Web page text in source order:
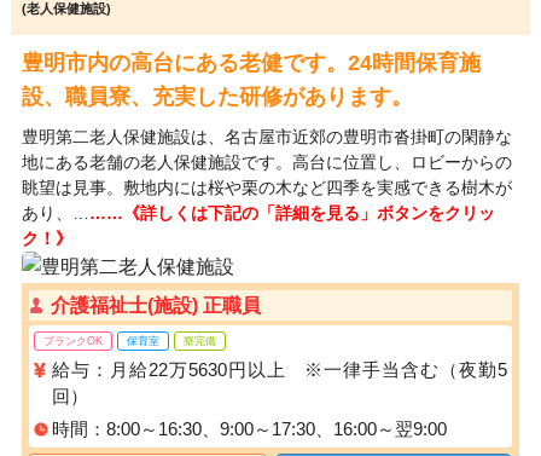
(老人保健施設)
豊明市内の高台にある老健です。24時間保育施
設、職員寮、充実した研修があります。
豊明第二老人保健施設は、名古屋市近郊の豊明市沓掛町の閑静な
地にある老舗の老人保健施設です。高台に位置し、ロビーからの
眺望は見事。敷地内には桜や栗の木など四季を実感できる樹木が
あり、… ……《詳しくは下記の「詳細を見る」ボタンをクリッ
ク！》
介護福祉士(施設) 正職員
ブランクOK 保育室 寮完備
給与：月給22万5630円以上 ※一律手当含む（夜勤5
回）
時間：8:00～16:30、9:00～17:30、16:00～翌9:00